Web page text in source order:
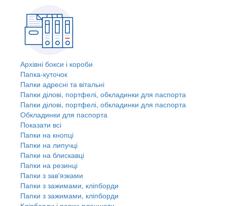
Архівні бокси і короби
Папка-куточок
Папки адресні та вітальні
Папки ділові, портфелі, обкладинки для паспорта
Папки ділові, портфелі, обкладинки для паспорта
Обкладинки для паспорта
Показати всі
Папки на кнопці
Папки на липучці
Папки на блискавці
Папки на резинці
Папки з зав'язками
Папки з зажимами, кліпборди
Папки з зажимами, кліпборди